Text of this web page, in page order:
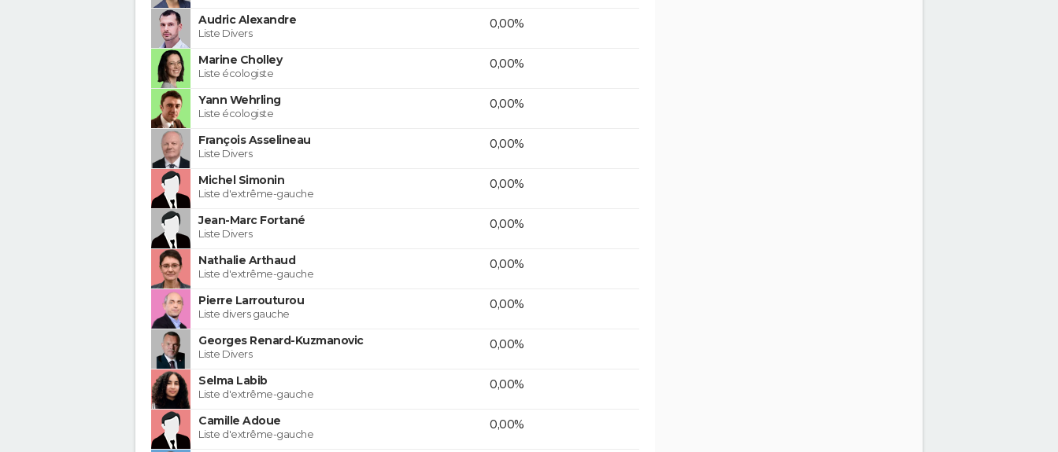
Audric Alexandre
Liste Divers
0,00%
Marine Cholley
Liste écologiste
0,00%
Yann Wehrling
Liste écologiste
0,00%
François Asselineau
Liste Divers
0,00%
Michel Simonin
Liste d'extrême-gauche
0,00%
Jean-Marc Fortané
Liste Divers
0,00%
Nathalie Arthaud
Liste d'extrême-gauche
0,00%
Pierre Larrouturou
Liste divers gauche
0,00%
Georges Renard-Kuzmanovic
Liste Divers
0,00%
Selma Labib
Liste d'extrême-gauche
0,00%
Camille Adoue
Liste d'extrême-gauche
0,00%